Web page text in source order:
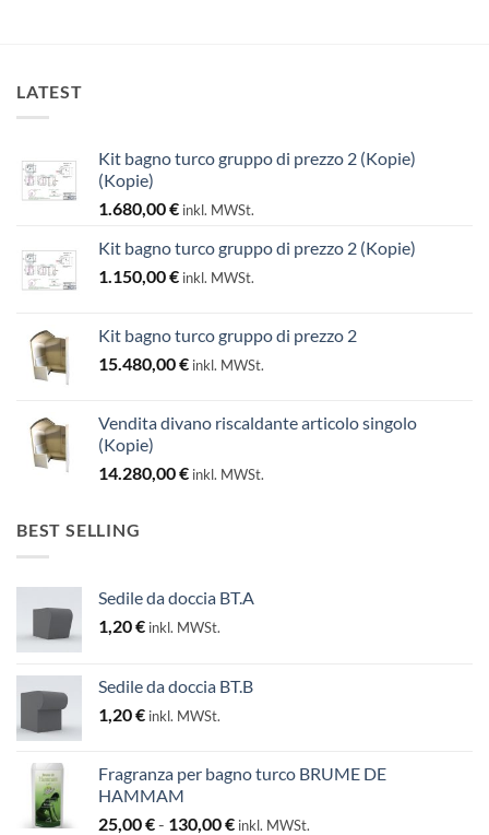
LATEST
Kit bagno turco gruppo di prezzo 2 (Kopie)
(Kopie)
1.680,00€ inkl. MWSt.
Kit bagno turco gruppo di prezzo 2 (Kopie)
1.150,00€ inkl. MWSt.
Kit bagno turco gruppo di prezzo 2
15.480,00€ inkl. MWSt.
Vendita divano riscaldante articolo singolo
(Kopie)
14.280,00€ inkl. MWSt.
BEST SELLING
Sedile da doccia BT.A
1,20€ inkl. MWSt.
Sedile da doccia BT.B
1,20€ inkl. MWSt.
Fragranza per bagno turco BRUME DE
HAMMAM
25,00€- 130,00€Fascia
inkl. MWSt.